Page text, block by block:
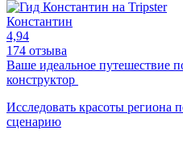
Константин
4,94
174 отзыва
Ваше идеальное путешествие
конструктор
Исследовать красоты региона
сценарию